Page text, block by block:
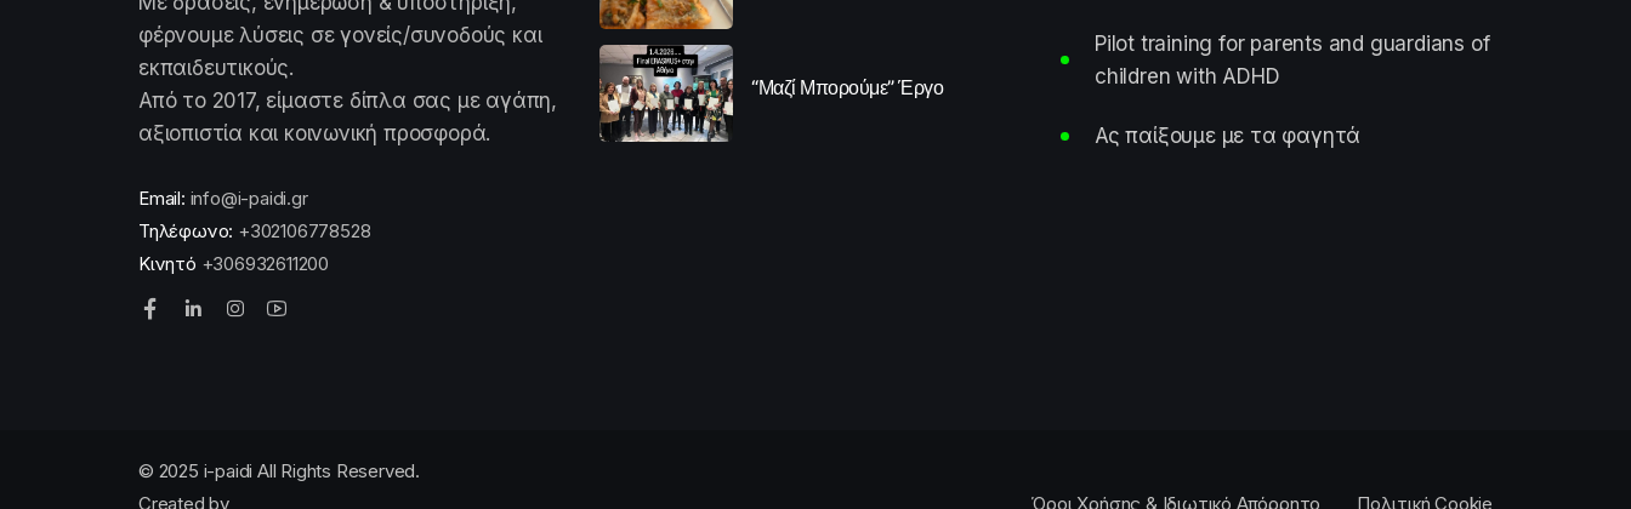
φέρνουμε λύσεις σε γονείς/συνοδούς και
εκπαιδευτικούς.
Από το 2017, είμαστε δίπλα σας με αγάπη,
αξιοπιστία και κοινωνική προσφορά.
Email: info@i-paidi.gr
Τηλέφωνο: +302106778528
Κινητό +306932611200
“Μαζί Μπορούμε” Έργο
Pilot training for parents and guardians of
children with ADHD
Ας παίξουμε με τα φαγητά
© 2025 i-paidi All Rights Reserved.
Created by
Όροι Χρήσης & Ιδιωτικό Απόρρητο Πολιτική Cookie